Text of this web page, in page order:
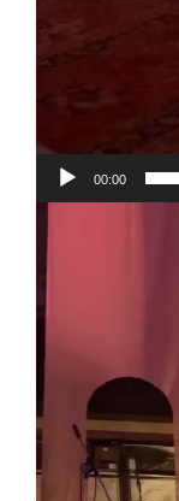
00:00
vidéo